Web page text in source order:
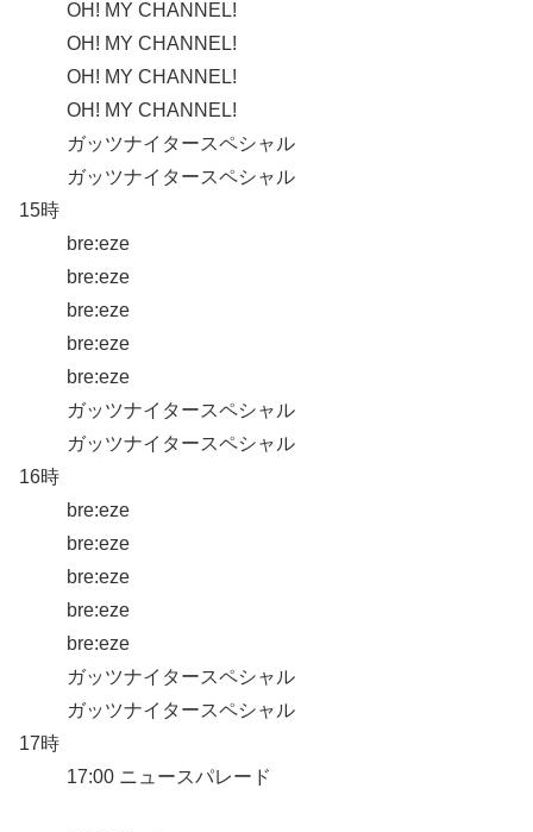
OH! MY CHANNEL!
OH! MY CHANNEL!
OH! MY CHANNEL!
OH! MY CHANNEL!
ガッツナイタースペシャル
ガッツナイタースペシャル
15時
bre:eze
bre:eze
bre:eze
bre:eze
bre:eze
ガッツナイタースペシャル
ガッツナイタースペシャル
16時
bre:eze
bre:eze
bre:eze
bre:eze
bre:eze
ガッツナイタースペシャル
ガッツナイタースペシャル
17時
17:00 ニュースパレード